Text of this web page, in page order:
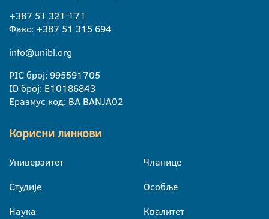
+387 51 321 171
Факс: +387 51 315 694
info@unibl.org
PIC број: 995591705
ID број: E10186843
Еразмус код: BA BANJA02
Корисни линкови
Универзитет
Студије
Наука
Чланице
Особље
Квалитет